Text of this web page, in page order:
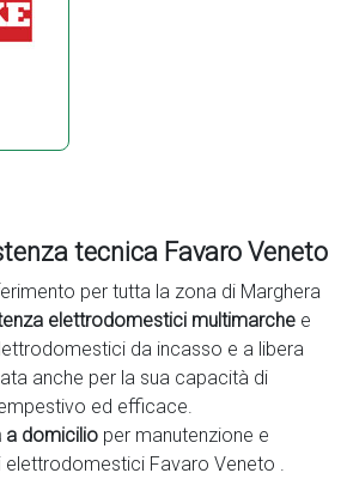
tecnica Favaro Veneto
per tutta la zona di Marghera
elettrodomestici multimarche e
da incasso e a libera
anche per la sua capacità di
ed efficace.
a domicilio per manutenzione e
elettrodomestici Favaro Veneto .